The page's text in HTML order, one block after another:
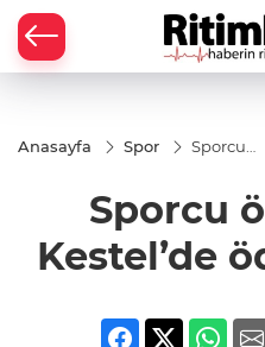
Anasayfa Spor
Sporcu
Sporcu
Kestel’de